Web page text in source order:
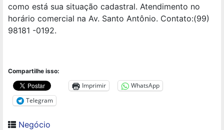
como está sua situação cadastral. Atendimento no
horário comercial na Av. Santo Antônio. Contato:(99)
98181 -0192.
Compartilhe isso:
Imprimir
WhatsApp
Telegram
Negócio